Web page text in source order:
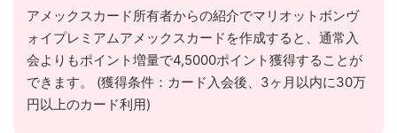
アメックスカード所有者からの紹介でマリオットボンヴ
ォイプレミアムアメックスカードを作成すると、通常入
会よりもポイント増量で4,5000ポイント獲得することが
できます。 (獲得条件：カード入会後、3ヶ月以内に30万
円以上のカード利用)